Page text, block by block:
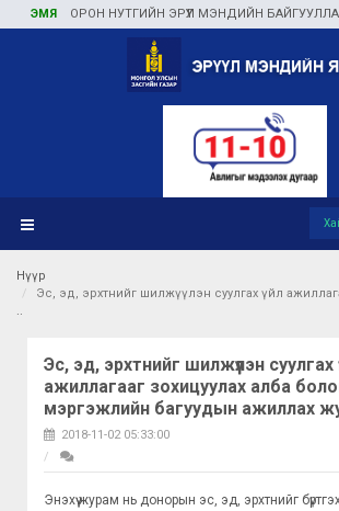
ОРОН НУТГИЙН ЭРҮҮЛ МЭНДИЙН
Нүүр
Эс, эд, эрхтнийг шилжүүлэн суулгах үйл
Эс, эд, эрхтнийг шилжүүлэн суулгах
ажиллагааг зохицуулах алба
мэргэжлийн багуудын ажиллах
2018-11-02 05:33:00
Энэхүү журам нь донорын эс, эд, эрхтнийг